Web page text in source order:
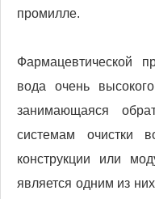
промилле.
Фармацевтической
вода очень
занимающаяся
системам очистки
конструкции или
является одним из